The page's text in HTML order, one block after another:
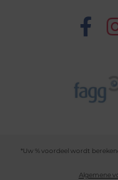
*Uw % voordeel wordt
Algemene